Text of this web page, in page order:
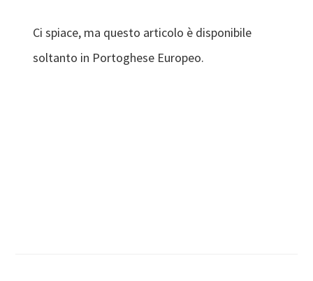
Ci spiace, ma questo articolo è disponibile
soltanto in Portoghese Europeo.